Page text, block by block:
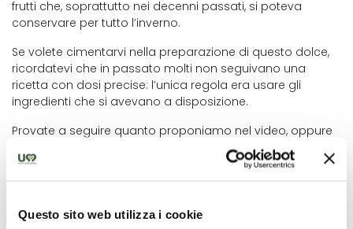
Questo sito web utilizza i cookie
frutti che, soprattutto nei decenni passati, si poteva
conservare per tutto l’inverno.
Se volete cimentarvi nella preparazione di questo dolce,
ricordatevi che in passato molti non seguivano una
ricetta con dosi precise: l’unica regola era usare gli
ingredienti che si avevano a disposizione.
Provate a seguire quanto proponiamo nel video, oppure
sperimentate con gli ingredienti dell'elenco. A sentimento!